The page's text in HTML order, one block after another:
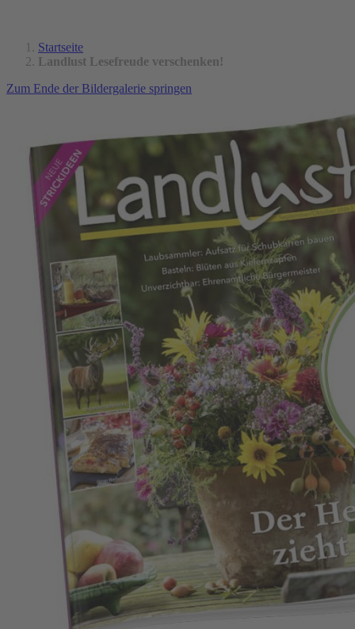
Startseite
Landlust Lesefreude verschenken!
Zum Ende der Bildergalerie springen
Zum Anfang der Bildergalerie springen
Landlust Lesefreude
verschenken!
Verschenken Sie ein Jahr Landlust Lesefreude!
Damit schenken Sie alle zwei Monate die schönsten Seiten des
Und Sie erhalten von uns ein schönes Geschenk* als Dankeschön
für Ihre Bestellung!